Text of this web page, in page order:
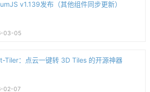
v1.139发布（其他组件同步更新）
03-05
Tiler：点云一键转 3D Tiles 的开源神器
02-07